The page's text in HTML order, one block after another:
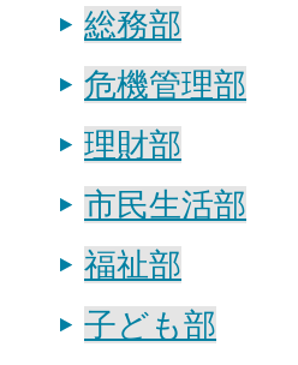
総務部
危機管理部
理財部
市民生活部
福祉部
子ども部